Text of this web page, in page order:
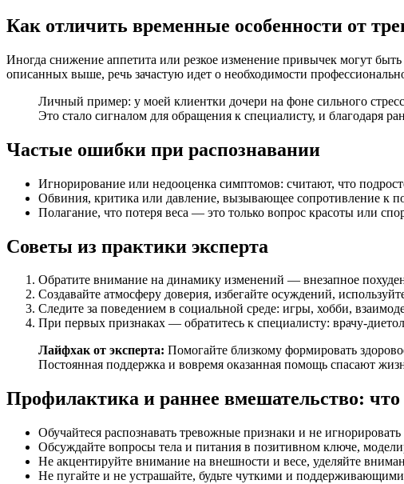
Как отличить временные особенности от
Иногда снижение аппетита или резкое изменение привычек могут
описанных выше, речь зачастую идет о необходимости
Личный пример: у моей клиентки дочери на фоне сильного
Это стало сигналом для обращения к специалисту, и благодаря
Частые ошибки при распознавании
Игнорирование или недооценка симптомов: считают, что
Обвиния, критика или давление, вызывающее сопротивление к
Полагание, что потеря веса — это только вопрос красоты или
Советы из практики эксперта
Обратите внимание на динамику изменений — внезапное
Создавайте атмосферу доверия, избегайте осуждений,
Следите за поведением в социальной среде: игры, хобби,
При первых признаках — обратитесь к специалисту: врачу-
Лайфхак от эксперта: Помогайте близкому формировать
Постоянная поддержка и вовремя оказанная помощь спасают
Профилактика и раннее вмешательство:
Обучайтеся распознавать тревожные признаки и не игнорировать
Обсуждайте вопросы тела и питания в позитивном ключе,
Не акцентируйте внимание на внешности и весе, уделяйте
Не пугайте и не устрашайте, будьте чуткими и